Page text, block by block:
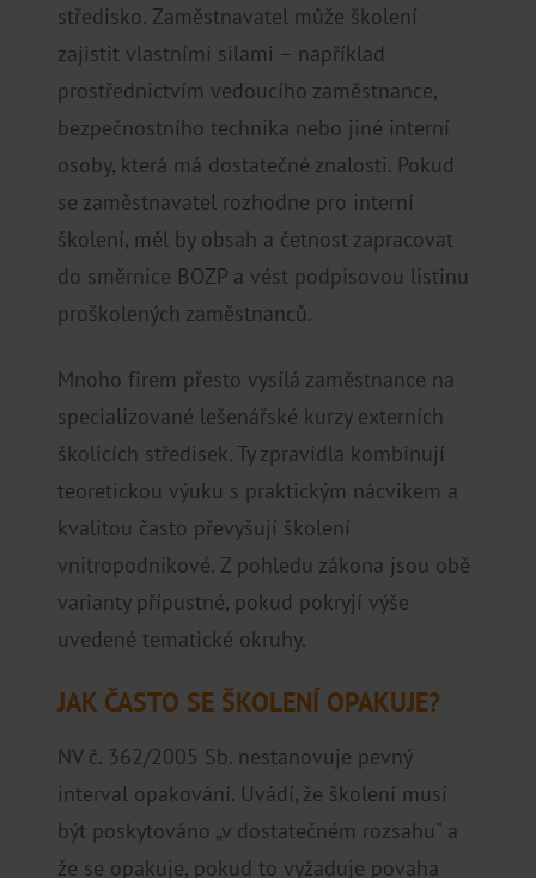
středisko. Zaměstnavatel může školení
zajistit vlastními silami – například
prostřednictvím vedoucího zaměstnance,
bezpečnostního technika nebo jiné interní
osoby, která má dostatečné znalosti. Pokud
se zaměstnavatel rozhodne pro interní
školení, měl by obsah a četnost zapracovat
do směrnice BOZP a vést podpisovou listinu
proškolených zaměstnanců.
Mnoho firem přesto vysílá zaměstnance na
specializované lešenářské kurzy externích
školicích středisek. Ty zpravidla kombinují
teoretickou výuku s praktickým nácvikem a
kvalitou často převyšují školení
vnitropodnikové. Z pohledu zákona jsou obě
varianty přípustné, pokud pokryjí výše
uvedené tematické okruhy.
JAK ČASTO SE ŠKOLENÍ OPAKUJE?
NV č. 362/2005 Sb. nestanovuje pevný
interval opakování. Uvádí, že školení musí
být poskytováno „v dostatečném rozsahu" a
že se opakuje, pokud to vyžaduje povaha